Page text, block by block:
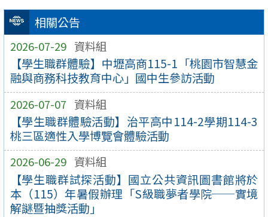
相關公告
2026-07-29 資料組
【學生職群體驗】中壢高商115-1「桃園市智慧金
融與商務科技教育中心」國中生參訪活動
2026-07-07 資料組
【學生職群體驗活動】治平高中114-2學期114-3
桃三區適性入學博覽會體驗活動
2026-06-29 資料組
【學生職群試探活動】國立公共資訊圖書館將於
本（115）年暑假辦理「S級職夢者學院──實境
解謎暨抽獎活動」